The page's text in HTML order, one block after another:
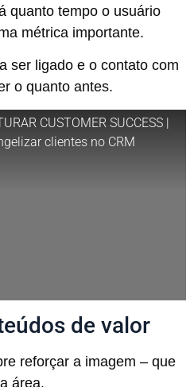
quanto tempo o usuário
métrica importante.
ser ligado e o contato com
o quanto antes.
CUSTOMER SUCCESS |
clientes no CRM
de valor
reforçar a imagem – que
área.